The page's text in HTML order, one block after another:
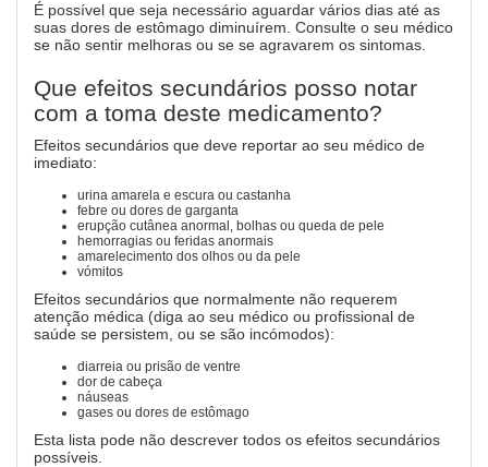
É possível que seja necessário aguardar vários dias até as
suas dores de estômago diminuírem. Consulte o seu médico
se não sentir melhoras ou se se agravarem os sintomas.
Que efeitos secundários posso notar
com a toma deste medicamento?
Efeitos secundários que deve reportar ao seu médico de
imediato:
urina amarela e escura ou castanha
febre ou dores de garganta
erupção cutânea anormal, bolhas ou queda de pele
hemorragias ou feridas anormais
amarelecimento dos olhos ou da pele
vómitos
Efeitos secundários que normalmente não requerem
atenção médica (diga ao seu médico ou profissional de
saúde se persistem, ou se são incómodos):
diarreia ou prisão de ventre
dor de cabeça
náuseas
gases ou dores de estômago
Esta lista pode não descrever todos os efeitos secundários
possíveis.